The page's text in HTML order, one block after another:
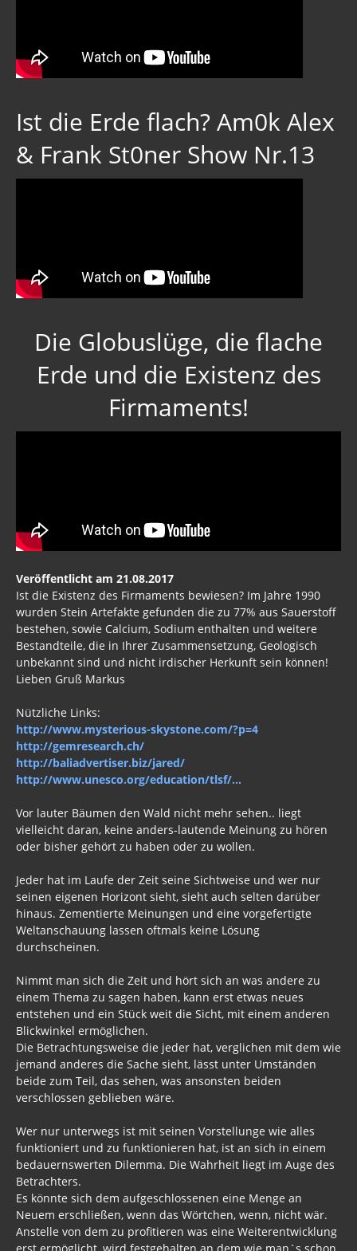
Ist die Erde flach? Am0k Alex
& Frank St0ner Show Nr.13
Die Globuslüge, die flache
Erde und die Existenz des
Firmaments!
Veröffentlicht am 21.08.2017
Ist die Existenz des Firmaments bewiesen? Im Jahre 1990
wurden Stein Artefakte gefunden die zu 77% aus Sauerstoff
bestehen, sowie Calcium, Sodium enthalten und weitere
Bestandteile, die in Ihrer Zusammensetzung, Geologisch
unbekannt sind und nicht irdischer Herkunft sein können!
Lieben Gruß Markus
Nützliche Links:
http://www.mysterious-skystone.com/?p=4
http://gemresearch.ch/
http://baliadvertiser.biz/jared/
http://www.unesco.org/education/tlsf/...
Vor lauter Bäumen den Wald nicht mehr sehen.. liegt
vielleicht daran, keine anders-lautende Meinung zu hören
oder bisher gehört zu haben oder zu wollen.
Jeder hat im Laufe der Zeit seine Sichtweise und wer nur
seinen eigenen Horizont sieht, sieht auch selten darüber
hinaus. Zementierte Meinungen und eine vorgefertigte
Weltanschauung lassen oftmals keine Lösung
durchscheinen.
Nimmt man sich die Zeit und hört sich an was andere zu
einem Thema zu sagen haben, kann erst etwas neues
entstehen und ein Stück weit die Sicht, mit einem anderen
Blickwinkel ermöglichen.
Die Betrachtungsweise die jeder hat, verglichen mit dem wie
jemand anderes die Sache sieht, lässt unter Umständen
beide zum Teil, das sehen, was ansonsten beiden
verschlossen geblieben wäre.
Wer nur unterwegs ist mit seinen Vorstellunge wie alles
funktioniert und zu funktionieren hat, ist an sich in einem
bedauernswerten Dilemma. Die Wahrheit liegt im Auge des
Betrachters.
Es könnte sich dem aufgeschlossenen eine Menge an
Neuem erschließen, wenn das Wörtchen, wenn, nicht wär.
Anstelle von dem zu profitieren was eine Weiterentwicklung